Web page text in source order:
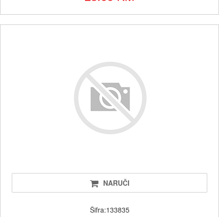
NARUČI
Šifra:133835